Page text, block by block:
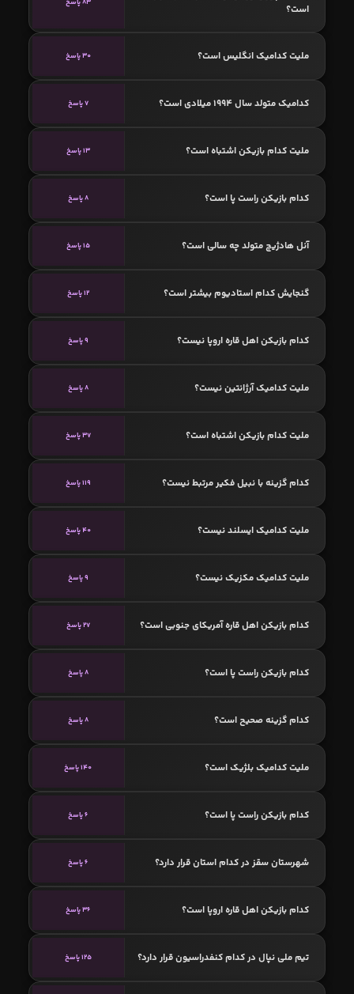
است؟
83 پاسخ
ملیت کدامیک انگلیس است؟ 30 پاسخ
کدامیک متولد سال 1994 میلادی است؟ 7 پاسخ
ملیت کدام بازیکن اشتباه است؟ 13 پاسخ
کدام بازیکن راست پا است؟ 8 پاسخ
آنل هادژیچ متولد چه سالی است؟ 15 پاسخ
گنجایش کدام استادیوم بیشتر است؟ 12 پاسخ
کدام بازیکن اهل قاره اروپا نیست؟ 9 پاسخ
ملیت کدامیک آرژانتین نیست؟ 8 پاسخ
ملیت کدام بازیکن اشتباه است؟ 37 پاسخ
کدام گزینه با نبیل فکیر مرتبط نیست؟ 119 پاسخ
ملیت کدامیک ایسلند نیست؟ 40 پاسخ
ملیت کدامیک مکزیک نیست؟ 9 پاسخ
کدام بازیکن اهل قاره آمریکای جنوبی است؟ 27 پاسخ
کدام بازیکن راست پا است؟ 8 پاسخ
کدام گزینه صحیح است؟ 8 پاسخ
ملیت کدامیک بلژیک است؟ 140 پاسخ
کدام بازیکن راست پا است؟ 6 پاسخ
شهرستان سقز در کدام استان قرار دارد؟ 6 پاسخ
کدام بازیکن اهل قاره اروپا است؟ 36 پاسخ
تیم ملی نپال در کدام کنفدراسیون قرار دارد؟ 125 پاسخ